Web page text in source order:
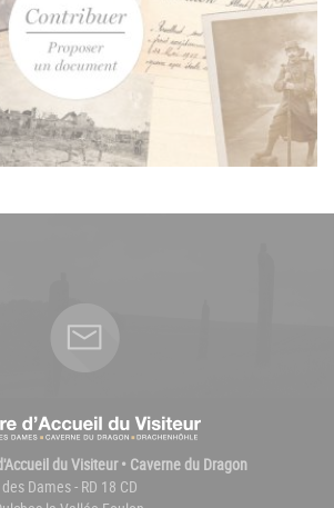
du Visiteur • Caverne du Dragon
Dames - RD 18 CD